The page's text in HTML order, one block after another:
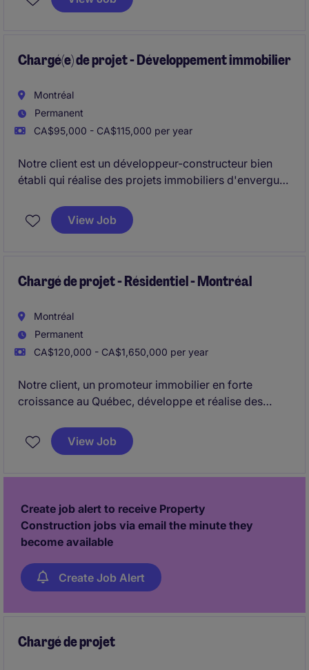
décennies, elle est solidement implantée dans la
renforcer son équipe et soutenir ses activités.
Chargé(e) de projet - Développement immobilier
Montréal
Permanent
CA$95,000 - CA$115,000 per year
Notre client est un développeur-constructeur bien
établi qui réalise des projets immobiliers d'envergure
usage mixte dans la région de Montréal.
View Job
Chargé de projet - Résidentiel - Montréal
Montréal
Permanent
CA$120,000 - CA$1,650,000 per year
Notre client, un promoteur immobilier en forte
croissance au Québec, développe et réalise des
approche rigoureuse et orientée performance. Dans
un contexte de structuration et d'accélération de ses
View Job
Create job alert to receive Property
Construction jobs via email the minute they
become available
Create Job Alert
Chargé de projet